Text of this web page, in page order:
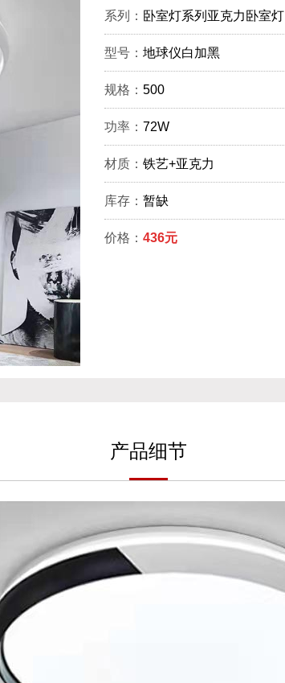
系列： 卧室灯系列亚克力卧室灯
型号： 地球仪白加黑
规格： 500
功率： 72W
材质： 铁艺+亚克力
库存： 暂缺
价格： 436元
产品细节